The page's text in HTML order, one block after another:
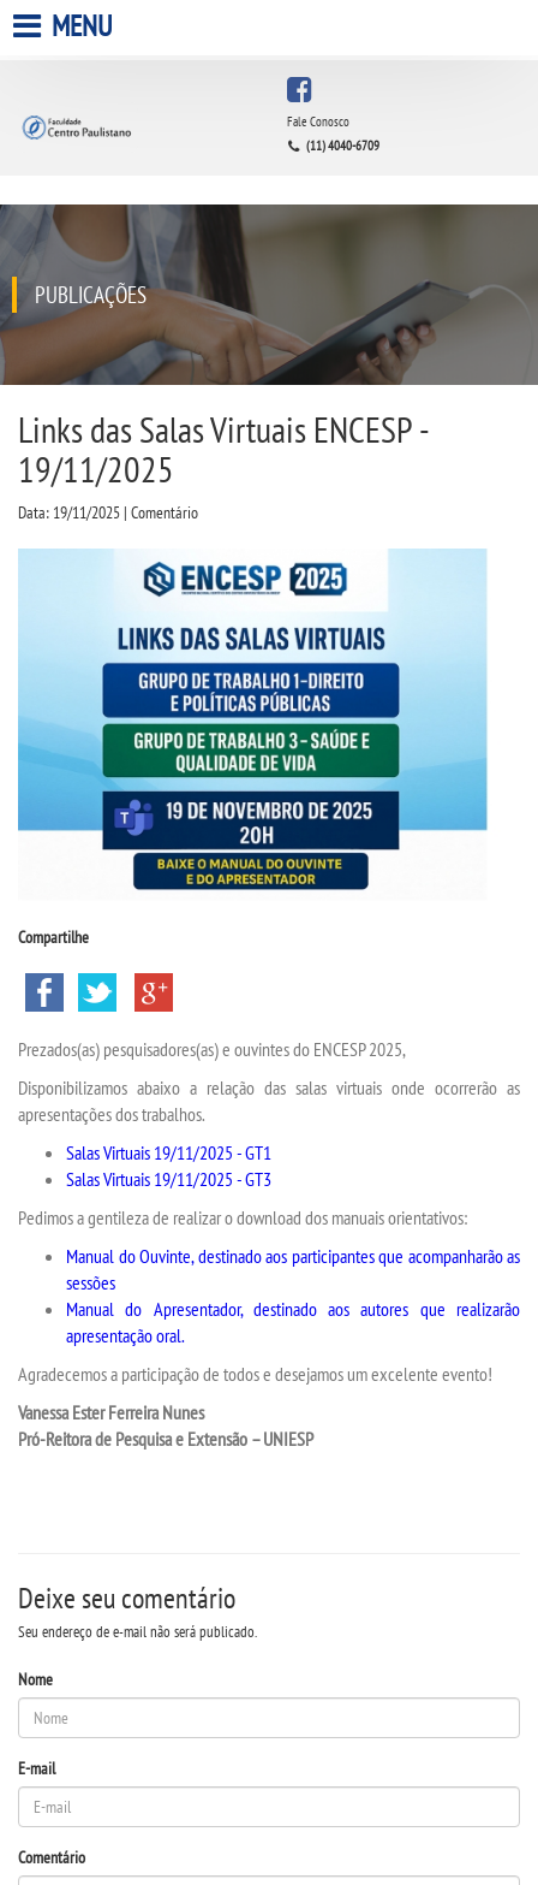
QUEM SOMOS
INFRAESTRUTURA
BIBLIOTECA
CPA
CURSOS
BACHARELADOS
LICENCIATURAS
TECNOLÓGICOS
VESTIBULAR
MATRÍCULA
EDITAL
PUBLICAÇÕES
REPOSITÓRIO
CPA
PPC
MENU
Fale Conosco
(11) 4040-6709
PUBLICAÇÕES
Links das Salas Virtuais ENCESP -
19/11/2025
Data: 19/11/2025 | Comentário
Compartilhe
Prezados(as) pesquisadores(as) e ouvintes do ENCESP 2025,
Disponibilizamos abaixo a relação das salas virtuais onde ocorrerão as
apresentações dos trabalhos.
Salas Virtuais 19/11/2025 - GT1
Salas Virtuais 19/11/2025 - GT3
Pedimos a gentileza de realizar o download dos manuais orientativos:
Manual do Ouvinte, destinado aos participantes que acompanharão as
sessões
Manual do Apresentador, destinado aos autores que realizarão
apresentação oral.
Agradecemos a participação de todos e desejamos um excelente evento!
Vanessa Ester Ferreira Nunes
Pró-Reitora de Pesquisa e Extensão – UNIESP
Deixe seu comentário
Seu endereço de e-mail não será publicado.
Nome
E-mail
Comentário